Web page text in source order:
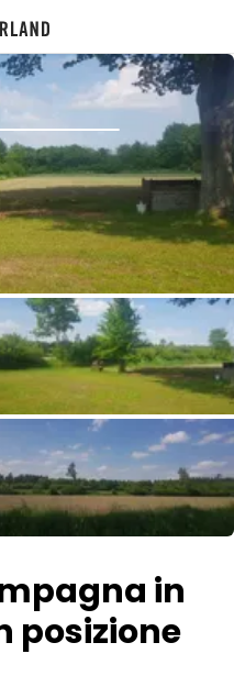
in
posizione